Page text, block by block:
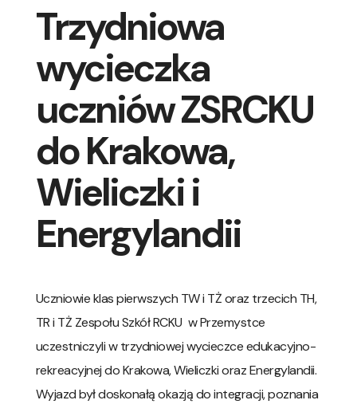
Trzydniowa
wycieczka
uczniów ZSRCKU
do Krakowa,
Wieliczki i
Energylandii
Uczniowie klas pierwszych TW i TŻ oraz trzecich TH,
TR i TŻ Zespołu Szkół RCKU w Przemystce
uczestniczyli w trzydniowej wycieczce edukacyjno-
rekreacyjnej do Krakowa, Wieliczki oraz Energylandii.
Wyjazd był doskonałą okazją do integracji, poznania